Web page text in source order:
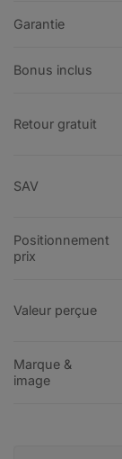
Garantie
Bonus inclus
Retour gratuit
SAV
Positionnement
prix
Valeur perçue
Marque &
image